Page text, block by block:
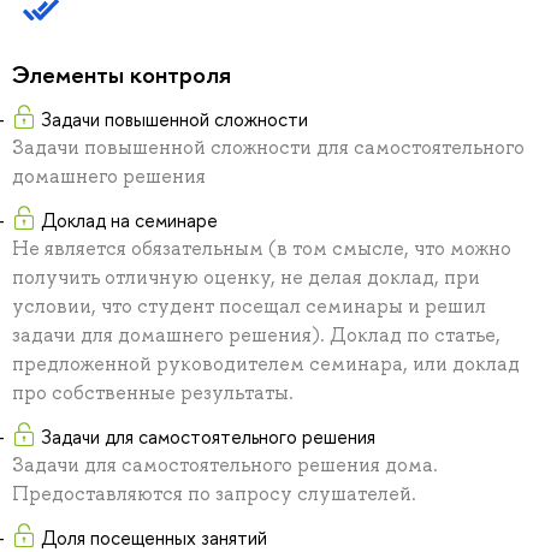
Элементы контроля
Задачи повышенной сложности
Задачи повышенной сложности для самостоятельного
домашнего решения
Доклад на семинаре
Не является обязательным (в том смысле, что можно
получить отличную оценку, не делая доклад, при
условии, что студент посещал семинары и решил
задачи для домашнего решения). Доклад по статье,
предложенной руководителем семинара, или доклад
про собственные результаты.
Задачи для самостоятельного решения
Задачи для самостоятельного решения дома.
Предоставляются по запросу слушателей.
Доля посещенных занятий